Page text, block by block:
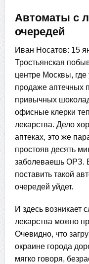
Автоматы с
очередей
Иван Носатов: 15
Тростьянская
центре Москвы,
продаже аптечных
привычных
офисные клерки
лекарства. Дело
аптеках, это же
простояв десять
заболеваешь ОРЗ.
поставить такой
очередей уйдет.
И здесь возникает
лекарства можно
Очевидно, что
окраине города
мягко говоря,